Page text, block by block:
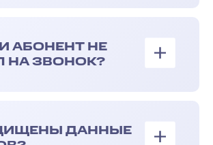
АБОНЕНТ НЕ
НА ЗВОНОК?
ДАННЫЕ